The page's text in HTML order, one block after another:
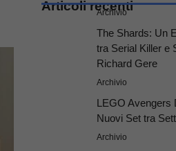
Articoli recenti
Archivio
The Shards: Un
tra Serial Killer e
Richard Gere
Archivio
LEGO Avengers
Nuovi Set tra
Archivio